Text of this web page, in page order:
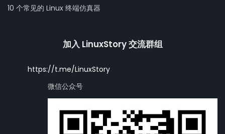
10 个常见的 Linux 终端仿真器
加入 LinuxStory 交流群组
https://t.me/LinuxStory
微信公众号